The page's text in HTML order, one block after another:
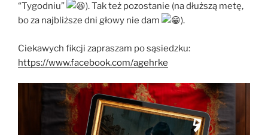
“Tygodniu”
). Tak też pozostanie (na dłuższą metę,
bo za najbliższe dni głowy nie dam
).
Ciekawych fikcji zapraszam po sąsiedzku:
https://www.facebook.com/agehrke